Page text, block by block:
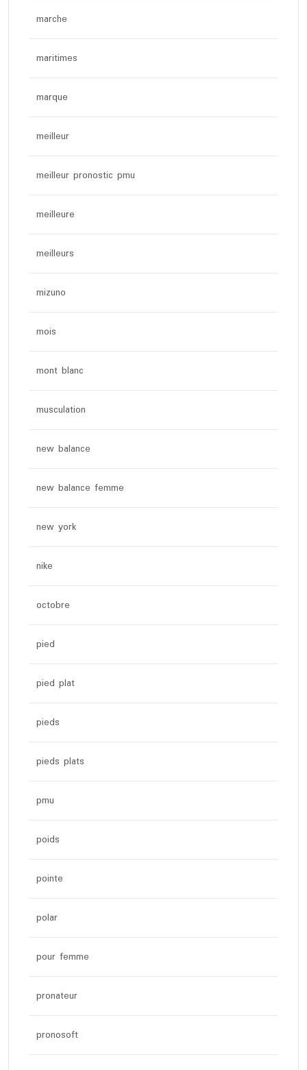
marche
maritimes
marque
meilleur
meilleur pronostic pmu
meilleure
meilleurs
mizuno
mois
mont blanc
musculation
new balance
new balance femme
new york
nike
octobre
pied
pied plat
pieds
pieds plats
pmu
poids
pointe
polar
pour femme
pronateur
pronosoft